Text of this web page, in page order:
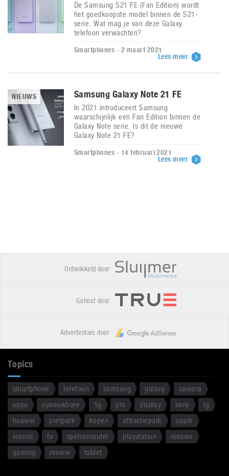
De Samsung S21 FE (Fan Edition) wordt
het goedkoopste model binnen de S21-
serie. Wat mag je van deze Galaxy
telefoon verwachten?
Smartphones - 2 maart 2021
Lees meer
NIEUWS Samsung Galaxy Note 21 FE
In 2021 introduceert Samsung
waarschijnlijk een Fan Edition binnen de
Galaxy Note serie. Is dit de nieuwe
Galaxy Note 21 FE?
Smartphones - 14 februari 2021
Lees meer
Ontwikkeld door
Gehost door
Advertenties door
Topics
smartphone telefoon samsung galaxy
camera
oppo
opvouwbare 5g pro display sony
lg
huawei
pretpark kopen attractiepark
apple
xiaomi
tv spelcomputer playstation
nieuwe
gaming
review tablet